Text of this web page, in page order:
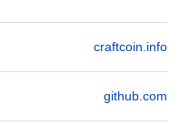
craftcoin.info
github.com
의 애플리케이션에 적합합니
임 거버넌스를 결합한 독특한
에서 보다 민주적인 의사 결정
API를 포함한 개발자 도구
네트워크에서 분산형 애플리